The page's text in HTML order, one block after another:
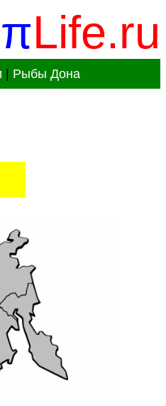
πLife.ru
Рыбы Дона